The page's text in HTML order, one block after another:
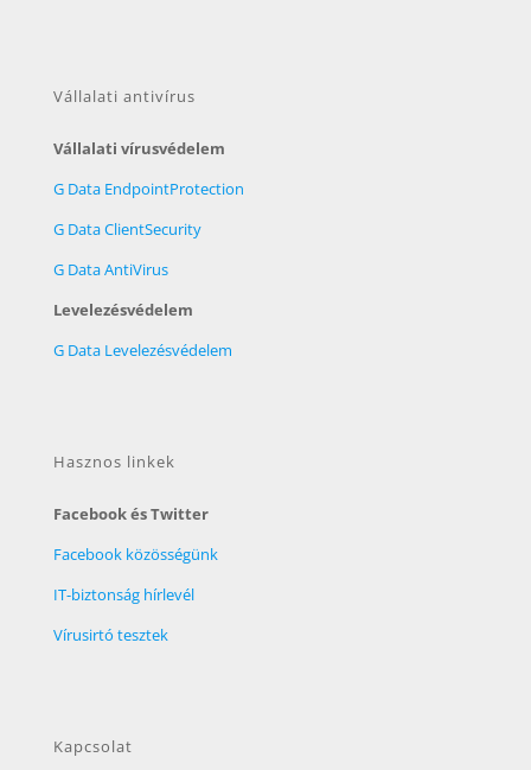
Vállalati antivírus
Vállalati vírusvédelem
G Data EndpointProtection
G Data ClientSecurity
G Data AntiVirus
Levelezésvédelem
G Data Levelezésvédelem
Hasznos linkek
Facebook és Twitter
Facebook közösségünk
IT-biztonság hírlevél
Vírusirtó tesztek
Kapcsolat